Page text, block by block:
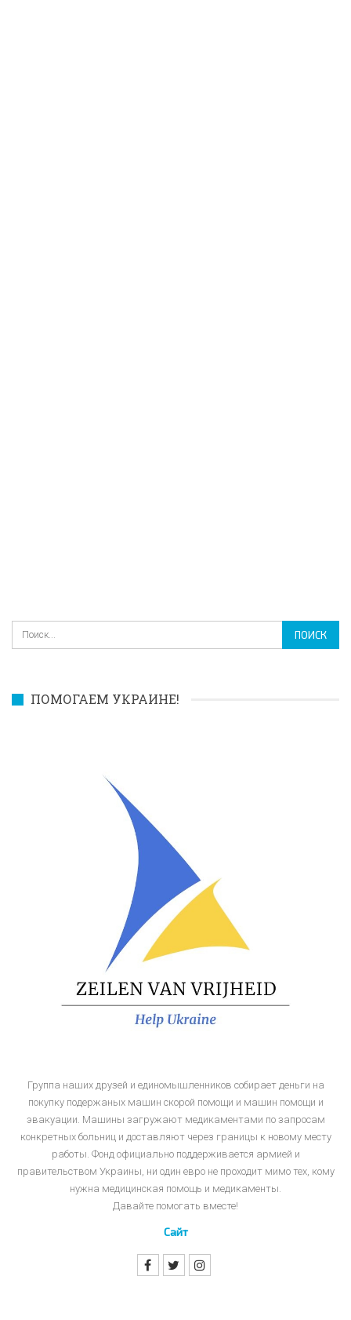
ПОМОГАЕМ УКРАИНЕ!
Группа наших друзей и единомышленников собирает деньги на
покупку подержаных машин скорой помощи и машин помощи и
эвакуации. Машины загружают медикаментами по запросам
конкретных больниц и доставляют через границы к новому месту
работы. Фонд официально поддерживается армией и
правительством Украины, ни один евро не проходит мимо тех, кому
нужна медицинская помощь и медикаменты.
Давайте помогать вместе!
Сайт